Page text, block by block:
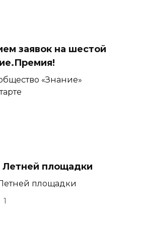
заявок на шестой
«Знание»
Летней площадки
площадки
1